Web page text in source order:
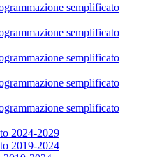
semplificato
semplificato
semplificato
semplificato
semplificato
2024-2029
2019-2024